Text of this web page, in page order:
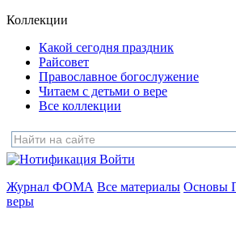
Коллекции
Какой сегодня праздник
Райсовет
Православное богослужение
Читаем с детьми о вере
Все коллекции
Войти
Журнал ФОМА Все материалы Основы
веры